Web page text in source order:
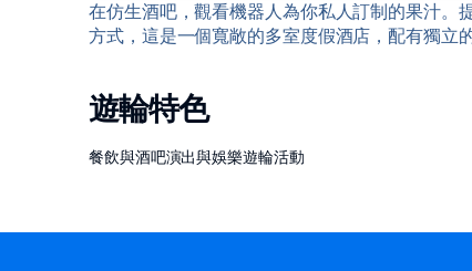
在仿生酒吧，觀看機器人為你私人訂制的果汁。
方式，這是一個寬敞的多室度假酒店，配有獨立
遊輪特色
餐飲與酒吧演出與娛樂遊輪活動